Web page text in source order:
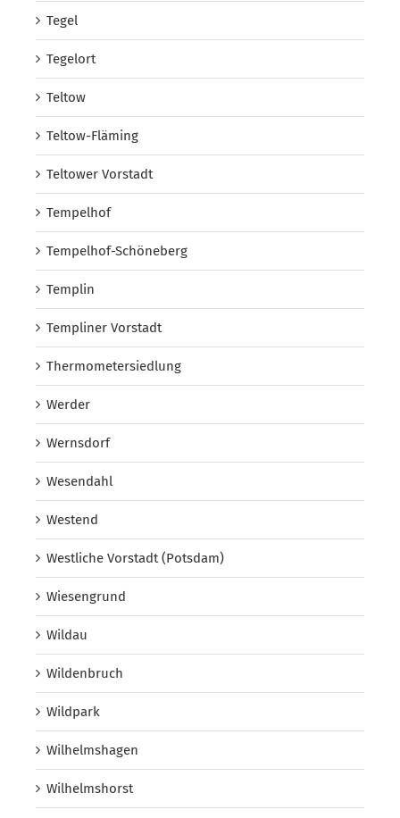
Tegel
Tegelort
Teltow
Teltow-Fläming
Teltower Vorstadt
Tempelhof
Tempelhof-Schöneberg
Templin
Templiner Vorstadt
Thermometersiedlung
Werder
Wernsdorf
Wesendahl
Westend
Westliche Vorstadt (Potsdam)
Wiesengrund
Wildau
Wildenbruch
Wildpark
Wilhelmshagen
Wilhelmshorst